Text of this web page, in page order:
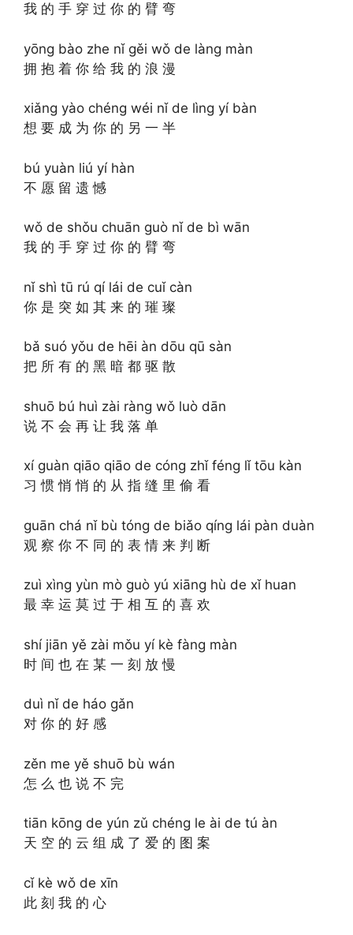
我 的 手 穿 过 你 的 臂 弯
yōng bào zhe nǐ gěi wǒ de làng màn
拥 抱 着 你 给 我 的 浪 漫
xiǎng yào chéng wéi nǐ de lìng yí bàn
想 要 成 为 你 的 另 一 半
bú yuàn liú yí hàn
不 愿 留 遗 憾
wǒ de shǒu chuān guò nǐ de bì wān
我 的 手 穿 过 你 的 臂 弯
nǐ shì tū rú qí lái de cuǐ càn
你 是 突 如 其 来 的 璀 璨
bǎ suó yǒu de hēi àn dōu qū sàn
把 所 有 的 黑 暗 都 驱 散
shuō bú huì zài ràng wǒ luò dān
说 不 会 再 让 我 落 单
xí guàn qiāo qiāo de cóng zhǐ féng lǐ tōu kàn
习 惯 悄 悄 的 从 指 缝 里 偷 看
guān chá nǐ bù tóng de biǎo qíng lái pàn duàn
观 察 你 不 同 的 表 情 来 判 断
zuì xìng yùn mò guò yú xiāng hù de xǐ huan
最 幸 运 莫 过 于 相 互 的 喜 欢
shí jiān yě zài mǒu yí kè fàng màn
时 间 也 在 某 一 刻 放 慢
duì nǐ de háo gǎn
对 你 的 好 感
zěn me yě shuō bù wán
怎 么 也 说 不 完
tiān kōng de yún zǔ chéng le ài de tú àn
天 空 的 云 组 成 了 爱 的 图 案
cǐ kè wǒ de xīn
此 刻 我 的 心